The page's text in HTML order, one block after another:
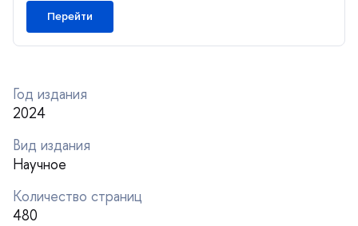
Перейти
Год издания
2024
ид издания
Научное
Количество страниц
480